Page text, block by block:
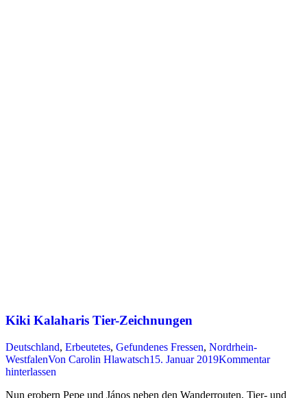
Kiki Kalaharis Tier-Zeichnungen
Deutschland, Erbeutetes, Gefundenes Fressen, Nordrhein-
WestfalenVon Carolin Hlawatsch15. Januar 2019Kommentar
hinterlassen
Nun erobern Pepe und János neben den Wanderrouten, Tier- und